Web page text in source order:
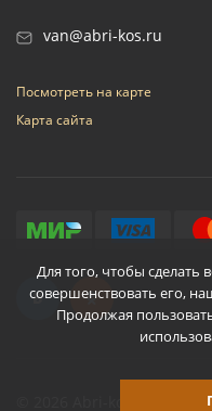
Для того, чтобы сделать
совершенствовать его,
Продолжая
van@abri-kos.ru
Посмотреть на карте
Карта сайта